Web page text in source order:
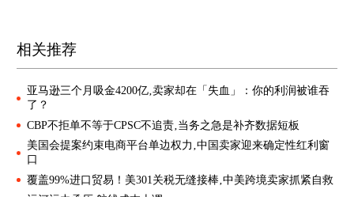
相关推荐
亚马逊三个月吸金4200亿‚卖家却在「失血」：你的利润被谁吞
了？
CBP不拒单不等于CPSC不追责‚当务之急是补齐数据短板
美国会提案约束电商平台单边权力‚中国卖家迎来确定性红利窗
口
覆盖99%进口贸易！美301关税无缝接棒‚中美跨境卖家抓紧自救